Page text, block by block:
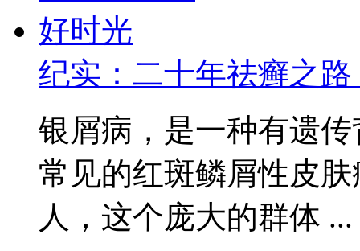
纪实：二十年祛癣之
银屑病，是一种有遗
常见的红斑鳞屑性皮
人，这个庞大的群体 ...